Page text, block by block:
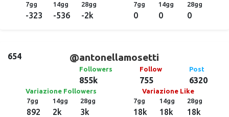
7gg
-323
14gg
-536
28gg
-2k
7gg
0
14gg
0
28gg
0
654 @antonellamosetti
Followers
855k
Follow
755
Post
6320
Variazione Followers
7gg
892
14gg
2k
28gg
3k
Variazione Like
7gg
18k
14gg
18k
28gg
18k